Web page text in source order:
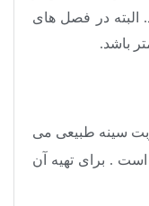
البته در فصل های
باشد.
سینه طبیعی می
. برای تهیه آن